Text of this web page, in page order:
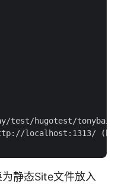
test/hugotest/
localhost:1313/
静态Site文件放入